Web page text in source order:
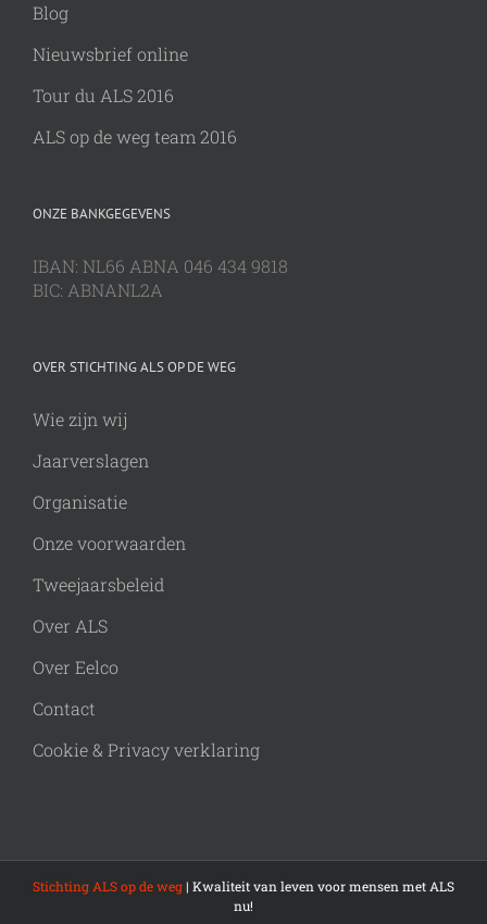
Blog
Nieuwsbrief online
Tour du ALS 2016
ALS op de weg team 2016
ONZE BANKGEGEVENS
IBAN: NL66 ABNA 046 434 9818
BIC: ABNANL2A
OVER STICHTING ALS OP DE WEG
Wie zijn wij
Jaarverslagen
Organisatie
Onze voorwaarden
Tweejaarsbeleid
Over ALS
Over Eelco
Contact
Cookie & Privacy verklaring
Stichting ALS op de weg| Kwaliteit van leven voor mensen met ALS
nu!